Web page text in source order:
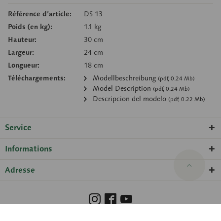
Référence d’article:
DS 13
Poids (en kg):
1.1 kg
Hauteur:
30 cm
Largeur:
24 cm
Longueur:
18 cm
Téléchargements:
Modellbeschreibung (pdf, 0.24 Mb)
Model Description (pdf, 0.24 Mb)
Descripcion del modelo (pdf, 0.22 Mb)
Service
Informations
Adresse